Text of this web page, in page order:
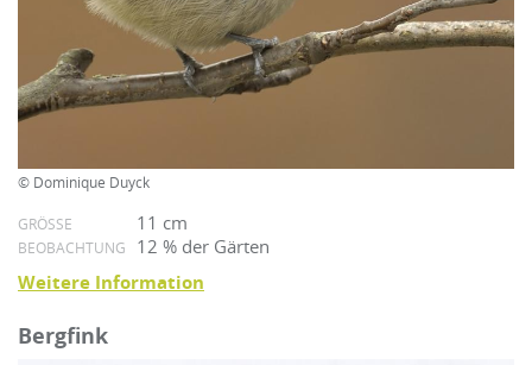
© Dominique Duyck
GRÖSSE 11 cm
BEOBACHTUNG 12 % der Gärten
Weitere Information
Bergfink